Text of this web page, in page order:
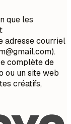
que les
adresse courriel
).
complète de
ou un site web
créatifs,